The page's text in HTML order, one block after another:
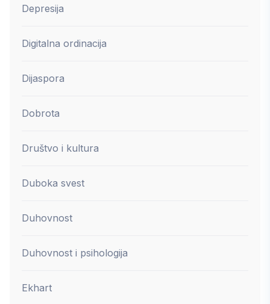
Depresija
Digitalna ordinacija
Dijaspora
Dobrota
Društvo i kultura
Duboka svest
Duhovnost
Duhovnost i psihologija
Ekhart